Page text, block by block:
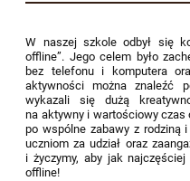
W naszej szkole odbył się
offline”. Jego celem było
bez telefonu i komputera
aktywności można znaleźć
wykazali się dużą
na aktywny i wartościowy
po wspólne zabawy z rodziną
uczniom za udział oraz
i życzymy, aby jak
offline!